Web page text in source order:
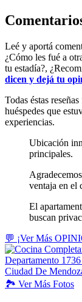
Leé y aportá
¿Cómo les fué a
tu estadía?,
dicen y dejá tu
Todas éstas
huéspedes que
experiencias.
Ubicación
principales.
ventaja en el
El
buscan
💬 ¡Ver Más
🏞️ VerMás Fotos